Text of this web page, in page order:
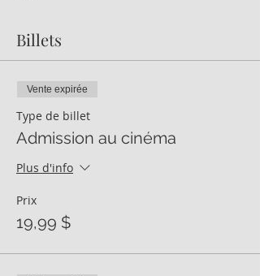
Billets
Vente expirée
Type de billet
Admission au cinéma
Plus d'info
Prix
19,99 $